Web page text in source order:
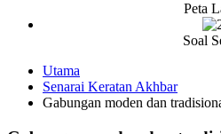
Peta
Soal
Utama
Senarai Keratan Akhbar
Gabungan moden dan